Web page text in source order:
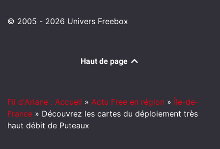
© 2005 - 2026 Univers Freebox
Haut de page
Fil d'Ariane : Accueil » Actu Free en région » Île-de-
France » Découvrez les cartes du déploiement très
haut débit de Puteaux